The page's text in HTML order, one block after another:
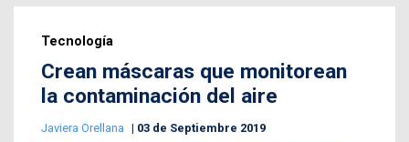
Tecnología
Crean máscaras que monitorean
la contaminación del aire
Javiera Orellana 03 de Septiembre 2019